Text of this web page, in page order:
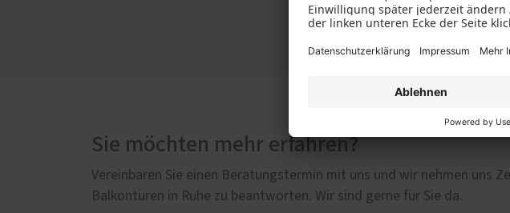
Sie möchten mehr erfahren?
Vereinbaren Sie einen Beratungstermin mit uns und wir nehmen uns
Balkontüren in Ruhe zu beantworten. Wir sind gerne für Sie da.